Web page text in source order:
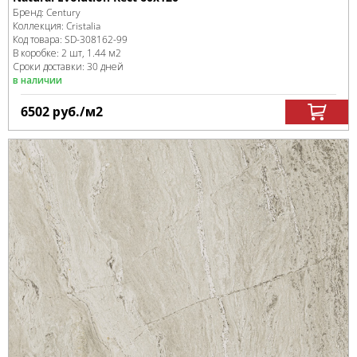
Бренд: Century
Коллекция: Cristalia
Код товара: SD-308162-99
В коробке: 2 шт, 1.44 м2
Сроки доставки: 30 дней
в наличии
6502 руб./м2